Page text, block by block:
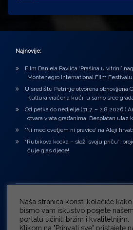
Najnovije:
Film Daniela Pavlića ‘Prašina u vitrini’
Montenegro International Film Festivalu
U središtu Petrinje otvorena obnovljena
Kultura vraćena kući, u samo srce
Od petka do nedjelje (31.7. – 2.8.2026.)
otvara vrata građanima: Besplatan ulaz
‘Ni med cvetjem ni pravice’ na Aleji
“Rubikova kocka – složi svoju priču”,
čuje glas djece!
Naša stranica koristi kolačiće kako
bismo vam iskustvo posjete našem
portalu učinili bržim i kvalitetnijim.
Klikom na "Prihvati sve" pristajete